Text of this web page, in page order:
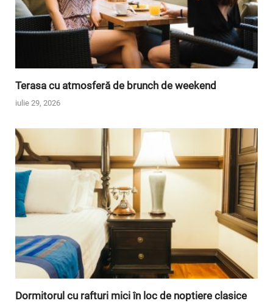
Terasa cu atmosferă de brunch de weekend
iulie 29, 2026
Dormitorul cu rafturi mici în loc de noptiere clasice